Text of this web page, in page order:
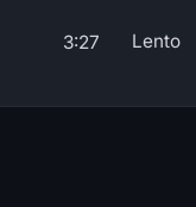
3:27 Lento